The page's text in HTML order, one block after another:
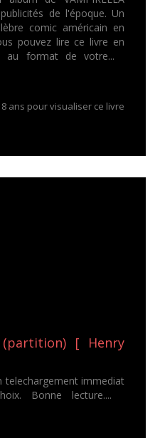
de l'époque. Un
comic américain en
pouvez lire ce livre en
au format de votre...
ans pour visualiser ce livre
(partition) [ Henry
telechargement immediat
Bonne lecture....